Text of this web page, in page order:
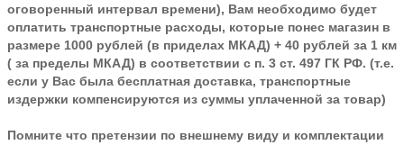
оговоренный интервал времени), Вам необходимо будет
оплатить транспортные расходы, которые понес магазин в
размере 1000 рублей (в приделах МКАД) + 40 рублей за 1 км
( за пределы МКАД) в соответствии с п. 3 ст. 497 ГК РФ. (т.е.
если у Вас была бесплатная доставка, транспортные
издержки компенсируются из суммы уплаченной за товар)
Помните что претензии по внешнему виду и комплектации